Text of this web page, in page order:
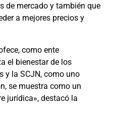
de mercado y también que
a mejores precios y
como ente
el bienestar de los
y la SCJN, como uno
se muestra como un
jurídica», destacó la